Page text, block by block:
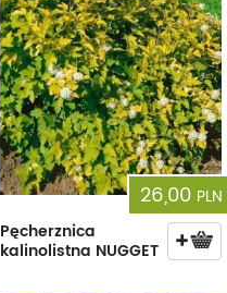
26,00 PLN
Pęcherznica
kalinolistna NUGGET